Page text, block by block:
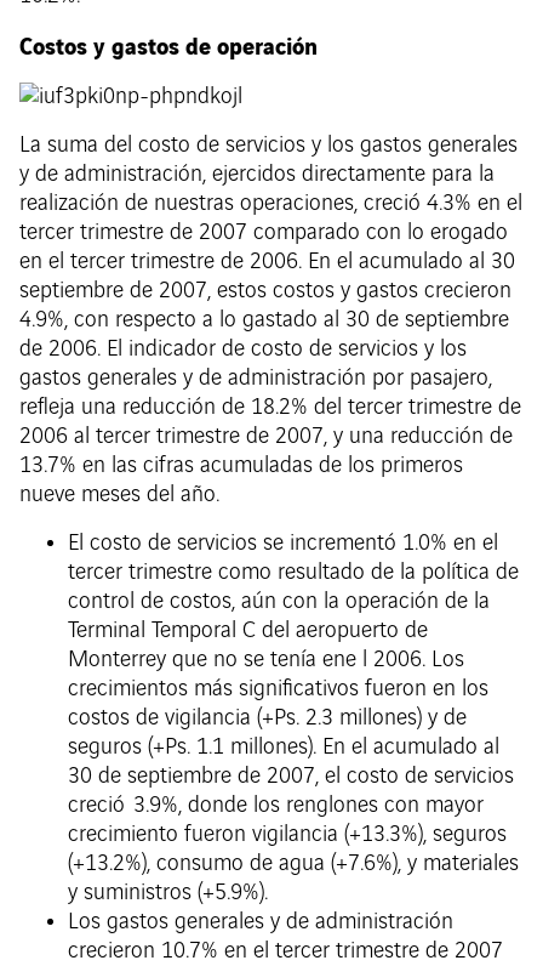
Costos y gastos de operación
La suma del costo de servicios y los gastos generales
y de administración, ejercidos directamente para la
realización de nuestras operaciones, creció 4.3% en el
tercer trimestre de 2007 comparado con lo erogado
en el tercer trimestre de 2006. En el acumulado al 30
septiembre de 2007, estos costos y gastos crecieron
4.9%, con respecto a lo gastado al 30 de septiembre
de 2006. El indicador de costo de servicios y los
gastos generales y de administración por pasajero,
refleja una reducción de 18.2% del tercer trimestre de
2006 al tercer trimestre de 2007, y una reducción de
13.7% en las cifras acumuladas de los primeros
nueve meses del año.
El costo de servicios se incrementó 1.0% en el
tercer trimestre como resultado de la política de
control de costos, aún con la operación de la
Terminal Temporal C del aeropuerto de
Monterrey que no se tenía ene l 2006. Los
crecimientos más significativos fueron en los
costos de vigilancia (+Ps. 2.3 millones) y de
seguros (+Ps. 1.1 millones). En el acumulado al
30 de septiembre de 2007, el costo de servicios
creció 3.9%, donde los renglones con mayor
crecimiento fueron vigilancia (+13.3%), seguros
(+13.2%), consumo de agua (+7.6%), y materiales
y suministros (+5.9%).
Los gastos generales y de administración
crecieron 10.7% en el tercer trimestre de 2007